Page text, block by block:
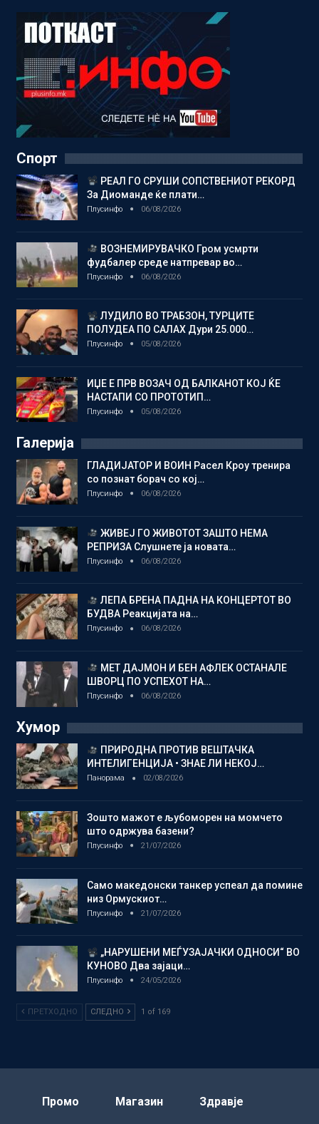
Спорт
РЕАЛ ГО СРУШИ СОПСТВЕНИОТ РЕКОРД
За Диоманде ќе плати…
Плусинфо 06/08/2026
ВОЗНЕМИРУВАЧКО Гром усмрти
фудбалер среде натпревар во…
Плусинфо 06/08/2026
ЛУДИЛО ВО ТРАБЗОН, ТУРЦИТЕ
ПОЛУДЕА ПО САЛАХ Дури 25.000…
Плусинфо 05/08/2026
ИЏЕ Е ПРВ ВОЗАЧ ОД БАЛКАНОТ КОЈ ЌЕ
НАСТАПИ СО ПРОТОТИП…
Плусинфо 05/08/2026
Галерија
ГЛАДИЈАТОР И ВОИН Расел Кроу тренира
со познат борач со кој…
Плусинфо 06/08/2026
ЖИВЕЈ ГО ЖИВОТОТ ЗАШТО НЕМА
РЕПРИЗА Слушнете ја новата…
Плусинфо 06/08/2026
ЛЕПА БРЕНА ПАДНА НА КОНЦЕРТОТ ВО
БУДВА Реакцијата на…
Плусинфо 06/08/2026
МЕТ ДАЈМОН И БЕН АФЛЕК ОСТАНАЛЕ
ШВОРЦ ПО УСПЕХОТ НА…
Плусинфо 06/08/2026
Хумор
ПРИРОДНА ПРОТИВ ВЕШТАЧКА
ИНТЕЛИГЕНЦИЈА • ЗНАЕ ЛИ НЕКОЈ…
Панорама 02/08/2026
Зошто мажот е љубоморен на момчето
што одржува базени?
Плусинфо 21/07/2026
Само македонски танкер успеал да помине
низ Ормускиот…
Плусинфо 21/07/2026
„НАРУШЕНИ МЕЃУЗАЈАЧКИ ОДНОСИ“ ВО
КУНОВО Два зајаци…
Плусинфо 24/05/2026
ПРЕТХОДНО СЛЕДНО 1 of 169
Промо Магазин Здравје